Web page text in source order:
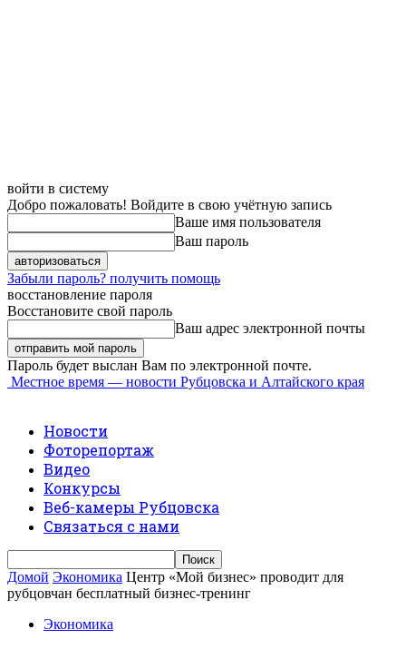
войти в систему
Добро пожаловать! Войдите в свою учётную запись
Ваше имя пользователя
Ваш пароль
Забыли пароль? получить помощь
восстановление пароля
Восстановите свой пароль
Ваш адрес электронной почты
Пароль будет выслан Вам по электронной почте.
Местное время — новости Рубцовска и Алтайского края
Новости
Фоторепортаж
Видео
Конкурсы
Веб-камеры Рубцовска
Связаться с нами
Домой Экономика Центр «Мой бизнес» проводит для
рубцовчан бесплатный бизнес-тренинг
Экономика